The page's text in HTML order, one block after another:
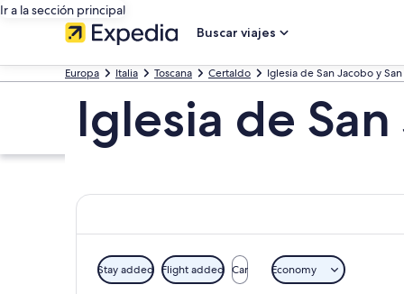
Ir a la sección principal
Buscar viajes
Europa Italia Toscana Certaldo Iglesia de San Jacobo y
Iglesia de
Stay added Flight added Car Economy